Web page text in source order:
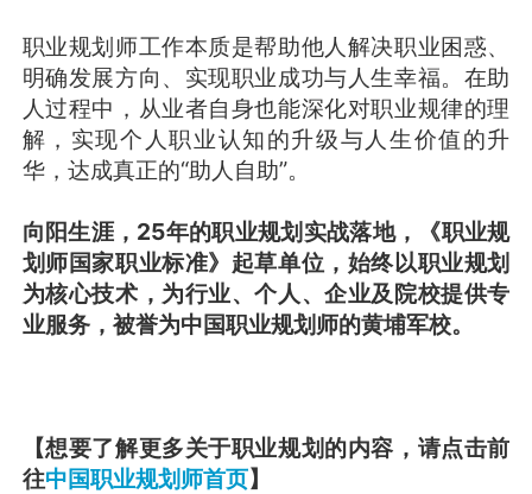
职业规划师工作本质是帮助他人解决职业困惑、
明确发展方向、实现职业成功与人生幸福。在助
人过程中，从业者自身也能深化对职业规律的理
解，实现个人职业认知的升级与人生价值的升
华，达成真正的“助人自助”。
向阳生涯，25年的职业规划实战落地，《职业规
划师国家职业标准》起草单位，始终以职业规划
为核心技术，为行业、个人、企业及院校提供专
业服务，被誉为中国职业规划师的黄埔军校。
【想要了解更多关于职业规划的内容，请点击前
往中国职业规划师首页】